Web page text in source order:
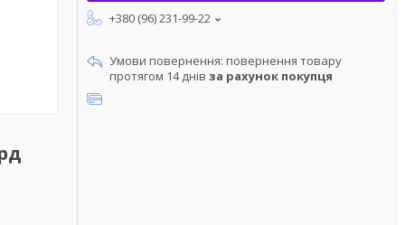
+380 (96) 231-99-22
повернення товару
протягом 14 днів за рахунок покупця